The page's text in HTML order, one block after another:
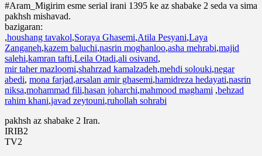
#Aram_Migirim esme serial irani 1395 ke az shabake 2 seda va sima
pakhsh mishavad.
bazigaran:
,houshang tavakol,Soraya Ghasemi,Atila Pesyani,Laya
Zanganeh,kazem baluchi,nasrin moghanloo,asha mehrabi,majid
salehi,kamran tafti,Leila Otadi,ali osivand,
mir taher mazloomi,shahrzad kamalzadeh,mehdi solouki,negar
abedi, mona farjad,arsalan amir ghasemi,hamidreza hedayati,nasrin
niksa,mohammad fili,hasan joharchi,mahmood maghami ,behzad
rahim khani,javad zeytouni,ruhollah sohrabi
pakhsh az shabake 2 Iran.
IRIB2
TV2